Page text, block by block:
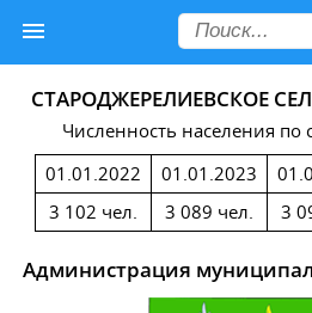
СТАРОДЖЕРЕЛИЕВСКОЕ
Численность населения по
01.01.2022
3 102 чел.
01.01.2023
3 089 чел.
3
Администрация